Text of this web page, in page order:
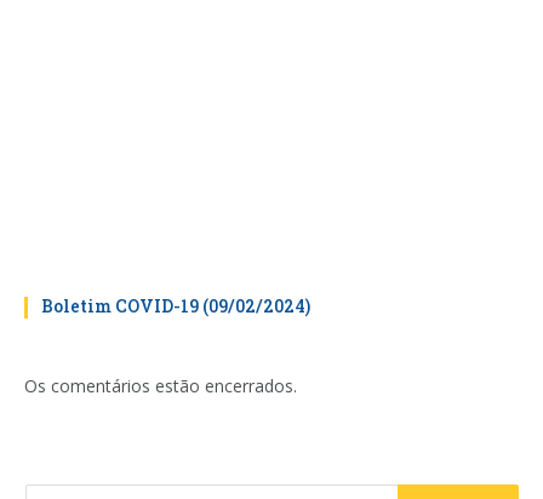
Boletim COVID-19 (09/02/2024)
Os comentários estão encerrados.